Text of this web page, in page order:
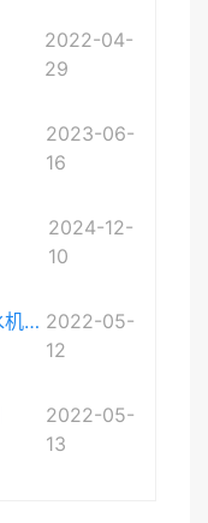
2022-04-
29
2023-06-
16
2024-12-
10
如何更换SIMPLICITY UV超纯水机紫外灯 2022-05-
12
2022-05-
13